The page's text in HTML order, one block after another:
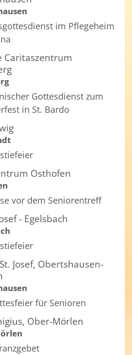
im Pflegeheim
Caritaszentrum
Gottesdienst zum
in St. Bardo
Osthofen
vor dem Seniorentreff
- Egelsbach
Josef, Obertshausen-
für Senioren
Ober-Mörlen